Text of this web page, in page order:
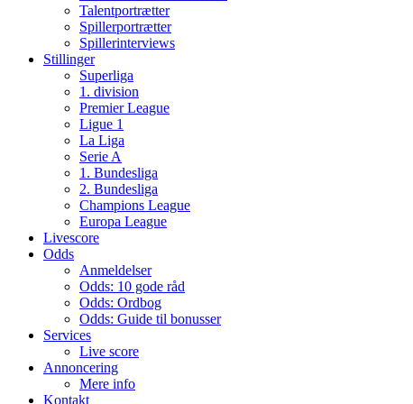
Talentportrætter
Spillerportrætter
Spillerinterviews
Stillinger
Superliga
1. division
Premier League
Ligue 1
La Liga
Serie A
1. Bundesliga
2. Bundesliga
Champions League
Europa League
Livescore
Odds
Anmeldelser
Odds: 10 gode råd
Odds: Ordbog
Odds: Guide til bonusser
Services
Live score
Annoncering
Mere info
Kontakt